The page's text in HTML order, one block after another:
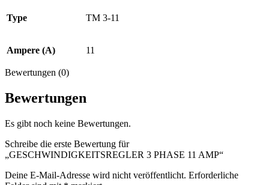
Type TM 3-11
Ampere (A) 11
Bewertungen (0)
Bewertungen
Es gibt noch keine Bewertungen.
Schreibe die erste Bewertung für
„GESCHWINDIGKEITSREGLER 3 PHASE 11 AMP“
Deine E-Mail-Adresse wird nicht veröffentlicht. Erforderliche